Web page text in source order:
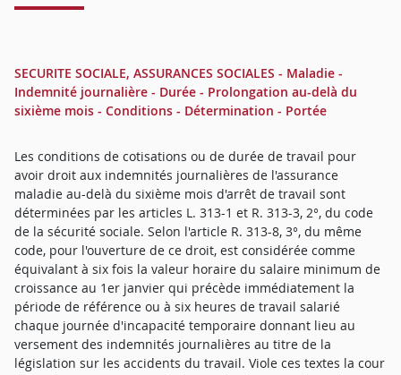
SECURITE SOCIALE, ASSURANCES SOCIALES - Maladie -
Indemnité journalière - Durée - Prolongation au-delà du
sixième mois - Conditions - Détermination - Portée
Les conditions de cotisations ou de durée de travail pour
avoir droit aux indemnités journalières de l'assurance
maladie au-delà du sixième mois d'arrêt de travail sont
déterminées par les articles L. 313-1 et R. 313-3, 2°, du code
de la sécurité sociale. Selon l'article R. 313-8, 3°, du même
code, pour l'ouverture de ce droit, est considérée comme
équivalant à six fois la valeur horaire du salaire minimum de
croissance au 1er janvier qui précède immédiatement la
période de référence ou à six heures de travail salarié
chaque journée d'incapacité temporaire donnant lieu au
versement des indemnités journalières au titre de la
législation sur les accidents du travail. Viole ces textes la cour